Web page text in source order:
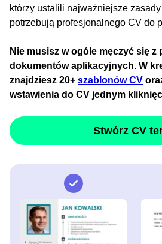
którzy ustalili najważniejsze
potrzebują profesjonalnego CV do
Nie musisz w ogóle męczyć się z
dokumentów aplikacyjnych. W
znajdziesz 20+ szablonów CV
wstawienia do CV jednym
Stwórz CV